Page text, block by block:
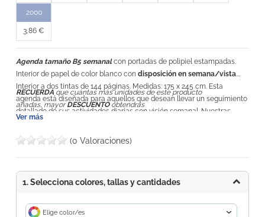
2000
3,86 €
Agenda tamaño B5 semanalcon portadas de polipiel estampadas.
Interior de papel de color blanco con disposición en semana/vista.
Interior a dos tintas de 144 páginas. Medidas: 175 x 245 cm. Esta
agenda está diseñada para aquellos que desean llevar un seguimiento
detallado de sus actividades diarias con visión semanal. Nuestras
Cada página presenta una
vista semanal completa
la planificación y el seguimiento de tus actividades.
RECUERDA que cuántas más unidades de este producto
añadas, mayorDESCUENTOobtendrás
Ver más
(0 Valoraciones)
1. Selecciona colores, tallas y cantidades
Elige color/es